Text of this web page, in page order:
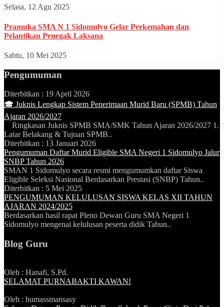
Selasa, 12 Agu 2025
Pramuka SMA N 1 Sidomulyo Gelar Perkemahan dan
Pelantikan Penegak Laksana
Sabtu, 10 Mei 2025
Pengumuman
Diterbitkan : 19 April 2026
🎓 Juknis Lengkap Sistem Penerimaan Murid Baru (SPMB) Tahun
Ajaran 2026/2027
Ringkasan Juknis SPMB SMA/SMK Tahun Ajaran 2026/2027 1.
Latar Belakang & Tujuan SPMB..
Diterbitkan : 13 Januari 2026
Pengumuman Daftar Murid Eligible SMA Negeri 1 Sidomulyo Jalur
SNBP Tahun 2026
SMAN 1 Sidomulyo secara resmi mengumumkan daftar Siswa
Eligible Seleksi Nasional Berdasarkan Prestasi (SNBP) Tahun..
Diterbitkan : 5 Mei 2025
PENGUMUMAN KELULUSAN SISWA KELAS XII TAHUN
AJARAN 2024/2025
Berdasarkan hasil rapat Pleno Dewan Guru SMA Negeri 1
Sidomulyo mengenai kelulusan peserta didik Tahun..
Blog Guru
Oleh : Hanafi, S.Pd.
SELAMAT PURNABAKTI KAWAN!
Oleh : humassmansasy